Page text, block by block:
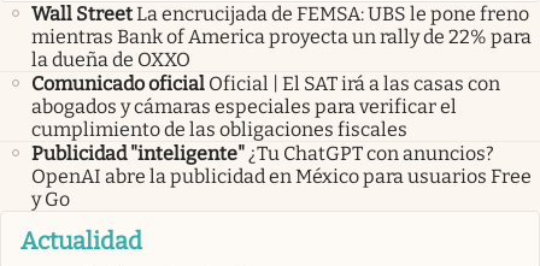
Wall StreetLa encrucijada de FEMSA: UBS le pone freno
mientras Bank of America proyecta un rally de 22% para
la dueña de OXXO
Comunicado oficial Oficial | El SAT irá a las casas con
abogados y cámaras especiales para verificar el
cumplimiento de las obligaciones fiscales
Publicidad "inteligente" ¿Tu ChatGPT con anuncios?
OpenAI abre la publicidad en México para usuarios Free
y Go
Actualidad